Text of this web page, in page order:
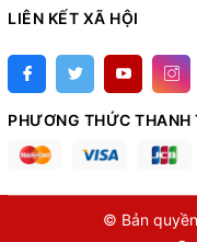
LIÊN KẾT XÃ HỘI
PHƯƠNG THỨC THANH
© Bản